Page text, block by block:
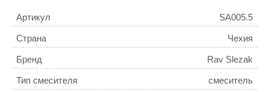
Артикул SA005.5
Страна Чехия
Бренд Rav Slezak
Тип смесителя смеситель